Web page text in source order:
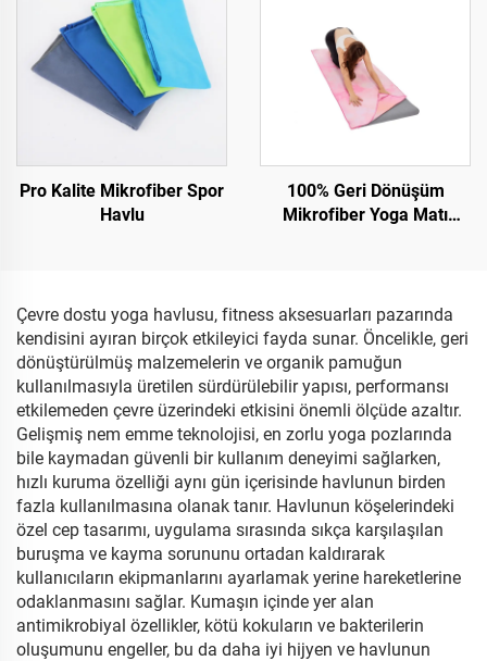
Pro Kalite Mikrofiber Spor
Havlu
100% Geri Dönüşüm
Mikrofiber Yoga Matı
Çevre dostu yoga havlusu, fitness aksesuarları pazarında
kendisini ayıran birçok etkileyici fayda sunar. Öncelikle, geri
dönüştürülmüş malzemelerin ve organik pamuğun
kullanılmasıyla üretilen sürdürülebilir yapısı, performansı
etkilemeden çevre üzerindeki etkisini önemli ölçüde azaltır.
Gelişmiş nem emme teknolojisi, en zorlu yoga pozlarında
bile kaymadan güvenli bir kullanım deneyimi sağlarken,
hızlı kuruma özelliği aynı gün içerisinde havlunun birden
fazla kullanılmasına olanak tanır. Havlunun köşelerindeki
özel cep tasarımı, uygulama sırasında sıkça karşılaşılan
buruşma ve kayma sorununu ortadan kaldırarak
kullanıcıların ekipmanlarını ayarlamak yerine hareketlerine
odaklanmasını sağlar. Kumaşın içinde yer alan
antimikrobiyal özellikler, kötü kokuların ve bakterilerin
oluşumunu engeller, bu da daha iyi hijyen ve havlunun